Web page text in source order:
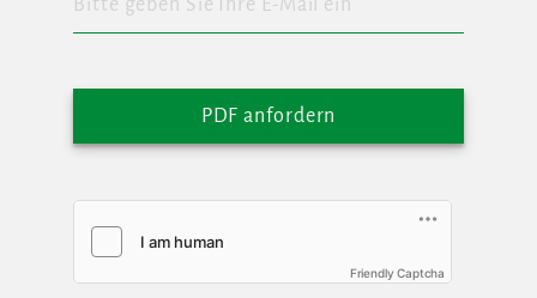
PDF anfordern
Friendly Captcha